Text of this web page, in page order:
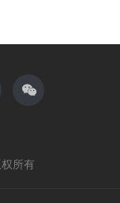
权所有